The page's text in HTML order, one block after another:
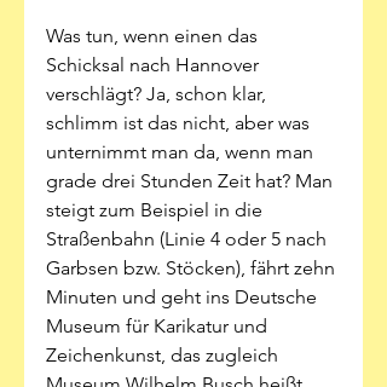
Was tun, wenn einen das
Schicksal nach Hannover
verschlägt? Ja, schon klar,
schlimm ist das nicht, aber was
unternimmt man da, wenn man
grade drei Stunden Zeit hat? Man
steigt zum Beispiel in die
Straßenbahn (Linie 4 oder 5 nach
Garbsen bzw. Stöcken), fährt zehn
Minuten und geht ins Deutsche
Museum für Karikatur und
Zeichenkunst, das zugleich